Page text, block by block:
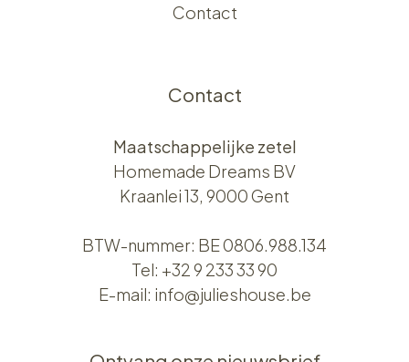
Contact
Contact
Maatschappelijke zetel
Homemade Dreams BV
Kraanlei 13, 9000 Gent
BTW-nummer: BE 0806.988.134
Tel: +32 9 233 33 90
E-mail: info@julieshouse.be